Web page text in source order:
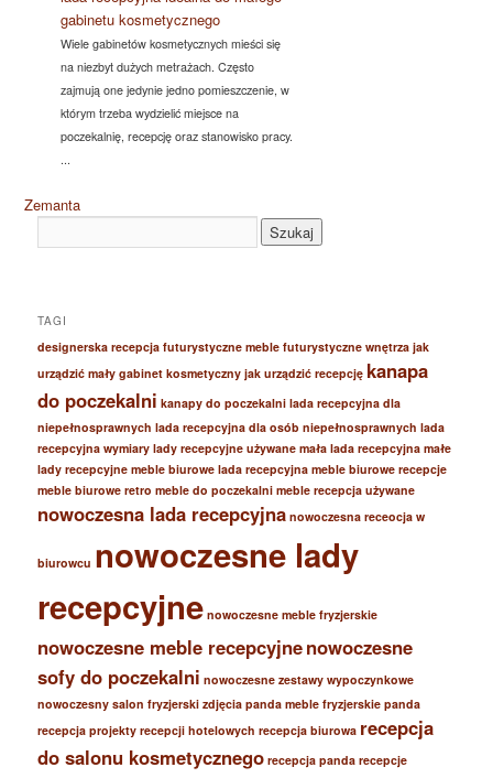
gabinetu kosmetycznego
Wiele gabinetów kosmetycznych mieści się
na niezbyt dużych metrażach. Często
zajmują one jedynie jedno pomieszczenie, w
którym trzeba wydzielić miejsce na
poczekalnię, recepcję oraz stanowisko pracy.
...
Zemanta
TAGI
designerska recepcja futurystyczne meble futurystyczne wnętrza jak
urządzić mały gabinet kosmetyczny jak urządzić recepcję kanapa
do poczekalni kanapy do poczekalni lada recepcyjna dla
niepełnosprawnych lada recepcyjna dla osób niepełnosprawnych lada
recepcyjna wymiary lady recepcyjne używane mała lada recepcyjna małe
lady recepcyjne meble biurowe lada recepcyjna meble biurowe recepcje
meble biurowe retro meble do poczekalni meble recepcja używane
nowoczesna lada recepcyjna nowoczesna receocja w
biurowcu nowoczesne lady
recepcyjne nowoczesne meble fryzjerskie
nowoczesne meble recepcyjnenowoczesne
sofy do poczekalni nowoczesne zestawy wypoczynkowe
nowoczesny salon fryzjerski zdjęcia panda meble fryzjerskie panda
recepcja projekty recepcji hotelowych recepcja biurowa recepcja
do salonu kosmetycznego recepcja panda recepcje